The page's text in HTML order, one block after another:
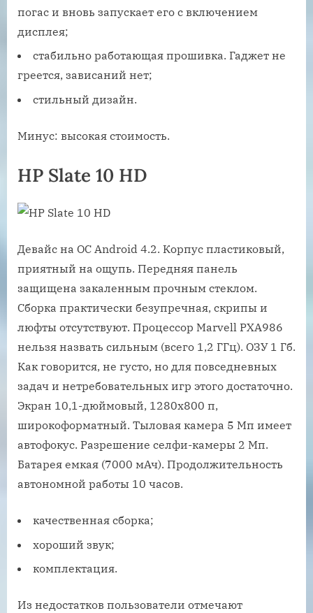
погас и вновь запускает его с включением
дисплея;
стабильно работающая прошивка. Гаджет не
греется, зависаний нет;
стильный дизайн.
Минус: высокая стоимость.
HP Slate 10 HD
Девайс на ОС Android 4.2. Корпус пластиковый,
приятный на ощупь. Передняя панель
защищена закаленным прочным стеклом.
Сборка практически безупречная, скрипы и
люфты отсутствуют. Процессор Marvell PXA986
нельзя назвать сильным (всего 1,2 ГГц). ОЗУ 1 Гб.
Как говорится, не густо, но для повседневных
задач и нетребовательных игр этого достаточно.
Экран 10,1-дюймовый, 1280х800 п,
широкоформатный. Тыловая камера 5 Мп имеет
автофокус. Разрешение селфи-камеры 2 Мп.
Батарея емкая (7000 мАч). Продолжительность
автономной работы 10 часов.
качественная сборка;
хороший звук;
комплектация.
Из недостатков пользователи отмечают